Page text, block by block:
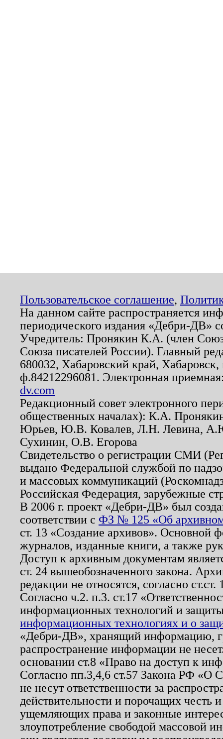
Пользовательское соглашение,
На данном сайте распространяется
периодического издания «Дебри-ДВ»
Учредитель: Пронякин К.А. (член
Союза писателей России). Главный
680032, Хабаровский край,
ф.84212296081. Электронная
dv.com
Редакционный совет электронного
общественных началах): К.А.
Юрьев, Ю.В. Ковалев, Л.Н. Левина,
Сухинин, О.В. Егорова
Свидетельство о регистрации СМИ
выдано Федеральной службой по
и массовых коммуникаций
Российская Федерация, зарубежные
В 2006 г. проект «Дебри-ДВ» был
соответствии с ФЗ № 125 «Об
ст. 13 «Создание архивов». Основной
журналов, изданные книги, а также
Доступ к архивным документам
ст. 24 вышеобозначенного закона.
редакции не относятся, согласно
Согласно ч.2. п.3. ст.17
информационных технологий и
информационных технологиях и о
«Дебри-ДВ», хранящий информацию,
распространение информации не
основании ст.8 «Право на доступ к
Согласно пп.3,4,6 ст.57 Закона РФ «О
не несут ответственности за
действительности и порочащих честь
ущемляющих права и законные
злоупотребление свободой массовой